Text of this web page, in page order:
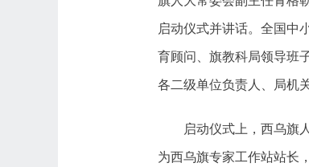
启动仪式并讲话。全国中
育顾问、旗教科局领导班
各二级单位负责人、局机
启动仪式上，西乌旗
为西乌旗专家工作站站长